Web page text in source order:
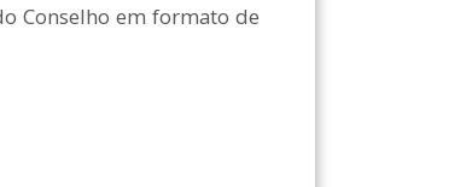
Conselho em formato de